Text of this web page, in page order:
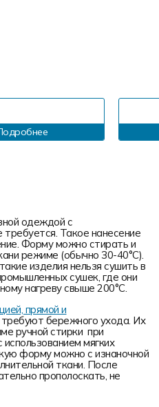
одеждой с
требуется. Такое нанесение
Форму можно стирать и
режиме (обычно 30-40°С).
изделия нельзя сушить в
сушек, где они
нагреву свыше 200°С.
прямой и
требуют бережного ухода. Их
ручной стирки при
мягких
форму можно с изнаночной
ткани. После
прополоскать, не